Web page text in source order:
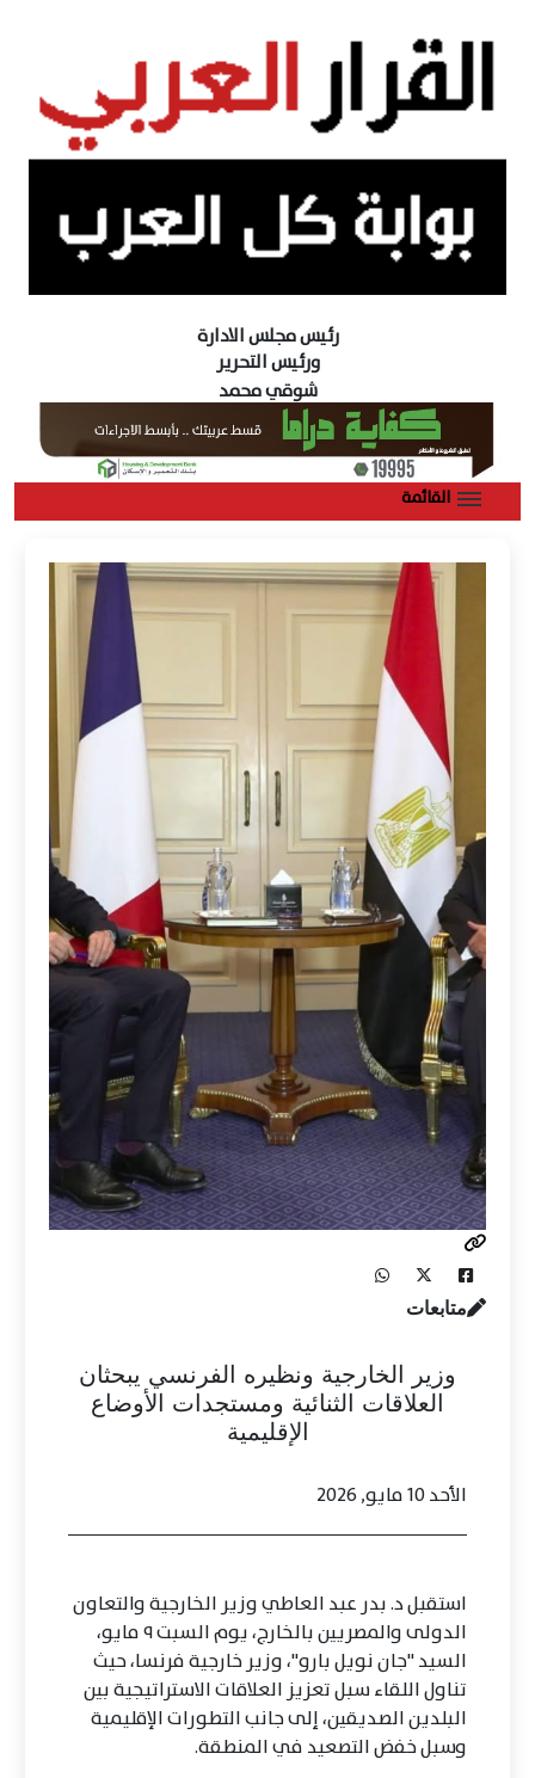
رئيس مجلس الادارة
ورئيس التحرير
شوقي محمد
القائمة
متابعات
وزير الخارجية ونظيره الفرنسي يبحثان
العلاقات الثنائية ومستجدات الأوضاع
الإقليمية
الأحد 10 مايو, 2026
استقبل د. بدر عبد العاطي وزير الخارجية والتعاون
الدولى والمصريين بالخارج، يوم السبت ٩ مايو،
السيد "جان نويل بارو"، وزير خارجية فرنسا، حيث
تناول اللقاء سبل تعزيز العلاقات الاستراتيجية بين
البلدين الصديقين، إلى جانب التطورات الإقليمية
وسبل خفض التصعيد في المنطقة.